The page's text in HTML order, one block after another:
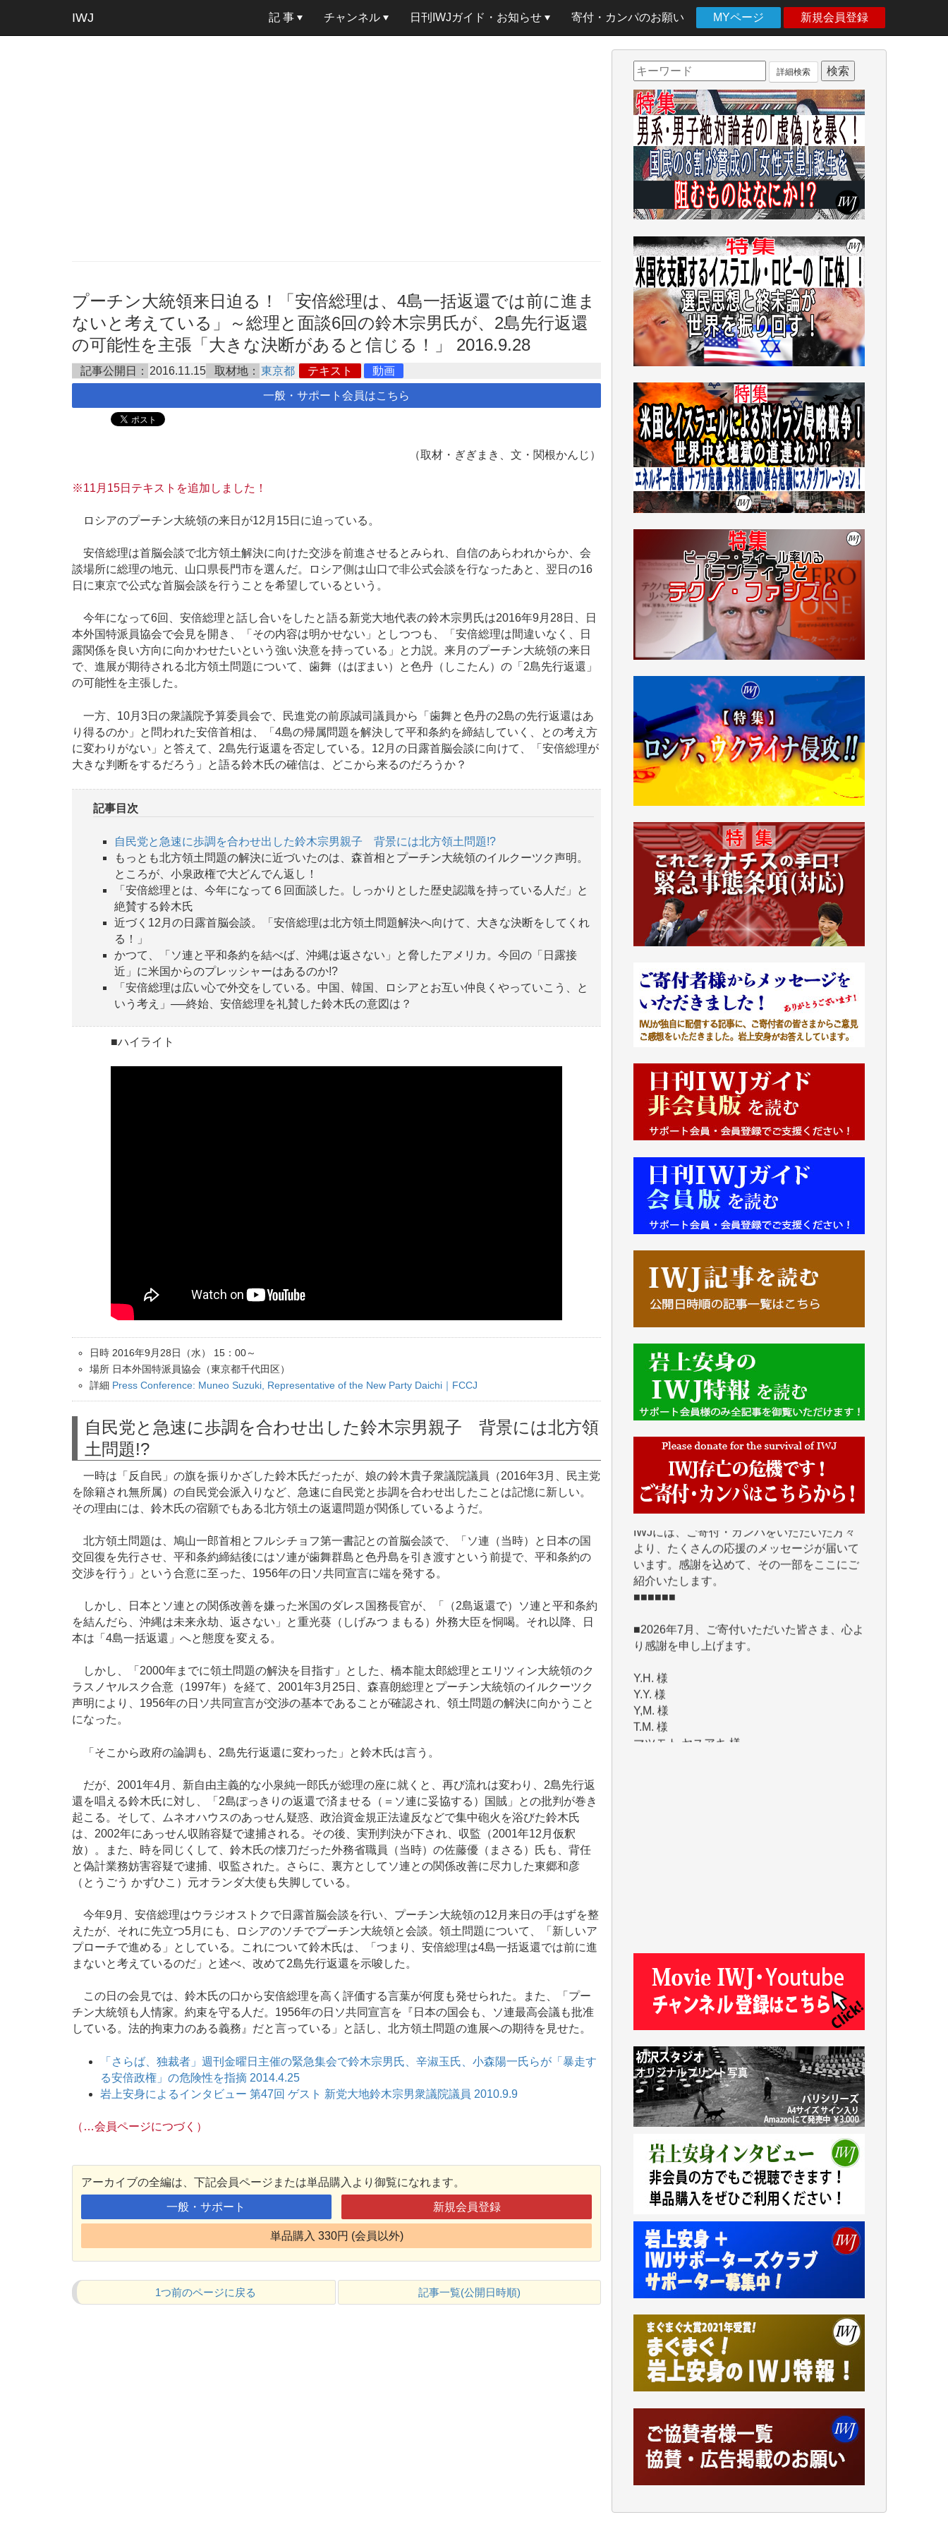
IWJ 記 事 チャンネル 日刊IWJガイド・お知らせ 寄付・カンパのお願い MYページ 新規会員登録
プーチン大統領来日迫る！「安倍総理は、4島一括返還では前に進ま
ないと考えている」～総理と面談6回の鈴木宗男氏が、2島先行返還
の可能性を主張「大きな決断があると信じる！」 2016.9.28
記事公開日： 2016.11.15 取材地： 東京都 テキスト 動画
一般・サポート会員はこちら
（取材・ぎぎまき、文・関根かんじ）
※11月15日テキストを追加しました！
ロシアのプーチン大統領の来日が12月15日に迫っている。
安倍総理は首脳会談で北方領土解決に向けた交渉を前進させるとみられ、自信のあらわれからか、会
談場所に総理の地元、山口県長門市を選んだ。ロシア側は山口で非公式会談を行なったあと、翌日の16
日に東京で公式な首脳会談を行うことを希望しているという。
今年になって6回、安倍総理と話し合いをしたと語る新党大地代表の鈴木宗男氏は2016年9月28日、日
本外国特派員協会で会見を開き、「その内容は明かせない」としつつも、「安倍総理は間違いなく、日
露関係を良い方向に向かわせたいという強い決意を持っている」と力説。来月のプーチン大統領の来日
で、進展が期待される北方領土問題について、歯舞（はぼまい）と色丹（しこたん）の「2島先行返還」
の可能性を主張した。
一方、10月3日の衆議院予算委員会で、民進党の前原誠司議員から「歯舞と色丹の2島の先行返還はあ
り得るのか」と問われた安倍首相は、「4島の帰属問題を解決して平和条約を締結していく、との考え方
に変わりがない」と答えて、2島先行返還を否定している。12月の日露首脳会談に向けて、「安倍総理が
大きな判断をするだろう」と語る鈴木氏の確信は、どこから来るのだろうか？
記事目次
自民党と急速に歩調を合わせ出した鈴木宗男親子 背景には北方領土問題!?
もっとも北方領土問題の解決に近づいたのは、森首相とプーチン大統領のイルクーツク声明。
ところが、小泉政権で大どんでん返し！
「安倍総理とは、今年になって６回面談した。しっかりとした歴史認識を持っている人だ」と
絶賛する鈴木氏
近づく12月の日露首脳会談。「安倍総理は北方領土問題解決へ向けて、大きな決断をしてくれ
る！」
かつて、「ソ連と平和条約を結べば、沖縄は返さない」と脅したアメリカ。今回の「日露接
近」に米国からのプレッシャーはあるのか!?
「安倍総理は広い心で外交をしている。中国、韓国、ロシアとお互い仲良くやっていこう、と
いう考え」──終始、安倍総理を礼賛した鈴木氏の意図は？
■ハイライト
日時 2016年9月28日（水） 15：00～
場所 日本外国特派員協会（東京都千代田区）
詳細 Press Conference: Muneo Suzuki, Representative of the New Party Daichi｜FCCJ
自民党と急速に歩調を合わせ出した鈴木宗男親子 背景には北方領
土問題!?
一時は「反自民」の旗を振りかざした鈴木氏だったが、娘の鈴木貴子衆議院議員（2016年3月、民主党
を除籍され無所属）の自民党会派入りなど、急速に自民党と歩調を合わせ出したことは記憶に新しい。
その理由には、鈴木氏の宿願でもある北方領土の返還問題が関係しているようだ。
北方領土問題は、鳩山一郎首相とフルシチョフ第一書記との首脳会談で、「ソ連（当時）と日本の国
交回復を先行させ、平和条約締結後にはソ連が歯舞群島と色丹島を引き渡すという前提で、平和条約の
交渉を行う」という合意に至った、1956年の日ソ共同宣言に端を発する。
しかし、日本とソ連との関係改善を嫌った米国のダレス国務長官が、「（2島返還で）ソ連と平和条約
を結んだら、沖縄は未来永劫、返さない」と重光葵（しげみつ まもる）外務大臣を恫喝。それ以降、日
本は「4島一括返還」へと態度を変える。
しかし、「2000年までに領土問題の解決を目指す」とした、橋本龍太郎総理とエリツィン大統領のク
ラスノヤルスク合意（1997年）を経て、2001年3月25日、森喜朗総理とプーチン大統領のイルクーツク
声明により、1956年の日ソ共同宣言が交渉の基本であることが確認され、領土問題の解決に向かうこと
になった。
「そこから政府の論調も、2島先行返還に変わった」と鈴木氏は言う。
だが、2001年4月、新自由主義的な小泉純一郎氏が総理の座に就くと、再び流れは変わり、2島先行返
還を唱える鈴木氏に対し、「2島ぽっきりの返還で済ませる（＝ソ連に妥協する）国賊」との批判が巻き
起こる。そして、ムネオハウスのあっせん疑惑、政治資金規正法違反などで集中砲火を浴びた鈴木氏
は、2002年にあっせん収賄容疑で逮捕される。その後、実刑判決が下され、収監（2001年12月仮釈
放）。また、時を同じくして、鈴木氏の懐刀だった外務省職員（当時）の佐藤優（まさる）氏も、背任
と偽計業務妨害容疑で逮捕、収監された。さらに、裏方としてソ連との関係改善に尽力した東郷和彦
（とうごう かずひこ）元オランダ大使も失脚している。
今年9月、安倍総理はウラジオストクで日露首脳会談を行い、プーチン大統領の12月来日の手はずを整
えたが、それに先立つ5月にも、ロシアのソチでプーチン大統領と会談。領土問題について、「新しいア
プローチで進める」としている。これについて鈴木氏は、「つまり、安倍総理は4島一括返還では前に進
まないと考えているのだ」と述べ、改めて2島先行返還を示唆した。
この日の会見では、鈴木氏の口から安倍総理を高く評価する言葉が何度も発せられた。また、「プー
チン大統領も人情家。約束を守る人だ。1956年の日ソ共同宣言を『日本の国会も、ソ連最高会議も批准
している。法的拘束力のある義務』だと言っている」と話し、北方領土問題の進展への期待を見せた。
「さらば、独裁者」週刊金曜日主催の緊急集会で鈴木宗男氏、辛淑玉氏、小森陽一氏らが「暴走す
る安倍政権」の危険性を指摘 2014.4.25
岩上安身によるインタビュー 第47回 ゲスト 新党大地鈴木宗男衆議院議員 2010.9.9
（…会員ページにつづく）
アーカイブの全編は、下記会員ページまたは単品購入より御覧になれます。
一般・サポート 新規会員登録
単品購入 330円 (会員以外)
1つ前のページに戻る 記事一覧(公開日時順)
詳細検索
■■■■■■
IWJには、ご寄付・カンパをいただいた方々
紹介いたします。
■■■■■■
■2026年7月、ご寄付いただいた皆さま、心よ
Y.H. 様
Y,M. 様
T.M. 様
マツモト ヤスアキ 様
マシオン 恵美香 様
岩井 祐子 様
ASAKO TAKAESU 様
マシオン恵美香 様
平野智生 様
山本賢二 様
吉住俊昭 様
徳山匡 様
金 盛起 様
塩川 晃平 様
松本益美 様
井出 隆太 様
及川昭男 様
岩井祐子 様
藤田英之 様
藤岡比左志 様
井出 隆太 様
小池説夫 様
アオキカナメ 様
諸般の事情によりIWJ会費払えず今は非会員
です。市民側に立つ講演会にIWJのカメラマ
ンをよく拝見しております。コンテンツが失
お役立てください。（H.O.様）
今日、僅かですがカンパしました。（T.M.
様）
機を乗り切るには到底及ばない額ですが病気
の妻を抱えている私にとっては精一杯のカン
パです。
かねてよりIWJが発してきた膨大な取材記事
や解説記事、そして各界の方々とのインタビ